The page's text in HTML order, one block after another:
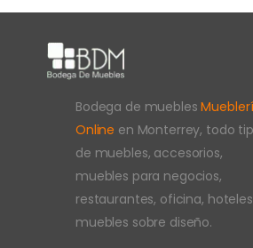
Bodega de muebles
Online en Monterrey, todo
de muebles, accesorios,
muebles para negocios,
restaurantes, oficina,
muebles sobre diseño.